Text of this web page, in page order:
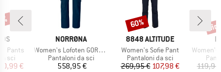
Pants
sci
ridotto
€
MARCHIO
NORRØNA
Articolo
Women's Lofoten GORE-TEX Insulated Pants
Gruppo di prodotti
Pantaloni da sci
Prezzo
558,95 €
MARCHIO
8848 ALTITUDE
Articolo
Women's Sofie Pant
Gruppo di prodotti
Pantaloni da sci
Prezzo
269,95 €Prezzo ridotto
107,98 €
Sconto
60%
Articolo
Women's
119,95